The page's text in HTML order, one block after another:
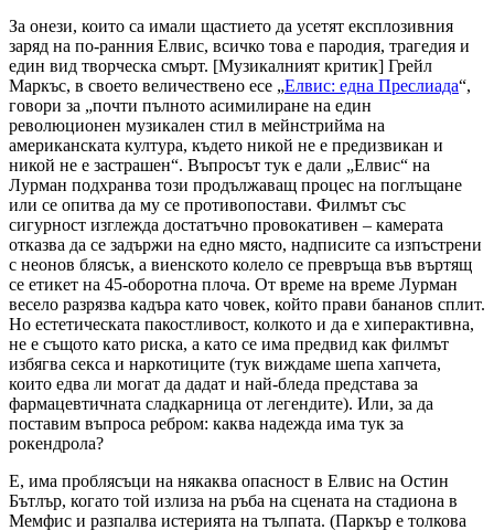
За онези, които са имали щастието да усетят експлозивния
заряд на по-ранния Елвис, всичко това е пародия, трагедия и
един вид творческа смърт. [Музикалният критик] Грейл
Маркъс, в своето величествено есе „Елвис: една Преслиада“,
говори за „почти пълното асимилиране на един
революционен музикален стил в мейнстрийма на
американската култура, където никой не е предизвикан и
никой не е застрашен“. Въпросът тук е дали „Елвис“ на
Лурман подхранва този продължаващ процес на поглъщане
или се опитва да му се противопостави. Филмът със
сигурност изглежда достатъчно провокативен – камерата
отказва да се задържи на едно място, надписите са изпъстрени
с неонов блясък, а виенското колело се превръща във въртящ
се етикет на 45-оборотна плоча. От време на време Лурман
весело разрязва кадъра като човек, който прави бананов сплит.
Но естетическата пакостливост, колкото и да е хиперактивна,
не е същото като риска, а като се има предвид как филмът
избягва секса и наркотиците (тук виждаме шепа хапчета,
които едва ли могат да дадат и най-бледа представа за
фармацевтичната сладкарница от легендите). Или, за да
поставим въпроса ребром: каква надежда има тук за
рокендрола?
Е, има проблясъци на някаква опасност в Елвис на Остин
Бътлър, когато той излиза на ръба на сцената на стадиона в
Мемфис и разпалва истерията на тълпата. (Паркър е толкова